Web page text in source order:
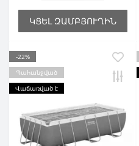
ԿՑԵԼ ԶԱՄԲՅՈՒՂԻՆ
-22%
Պահանջված
Վաճառված է